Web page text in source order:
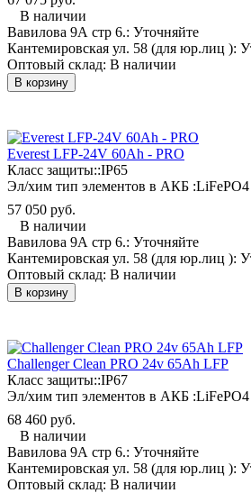
В наличии
Вавилова 9А стр 6.: Уточняйте
Кантемировская ул. 58 (для юр.лиц ):
Оптовый склад: В наличии
В корзину
Everest LFP-24V 60Аh - PRO
Класс защиты::IP65
Эл/хим тип элементов в АКБ :LiFePO4
57 050 руб.
В наличии
Вавилова 9А стр 6.: Уточняйте
Кантемировская ул. 58 (для юр.лиц ):
Оптовый склад: В наличии
В корзину
Challenger Clean PRO 24v 65Ah LFP
Класс защиты::IP67
Эл/хим тип элементов в АКБ :LiFePO4
68 460 руб.
В наличии
Вавилова 9А стр 6.: Уточняйте
Кантемировская ул. 58 (для юр.лиц ):
Оптовый склад: В наличии